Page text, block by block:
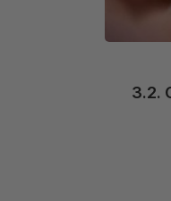
3.2.